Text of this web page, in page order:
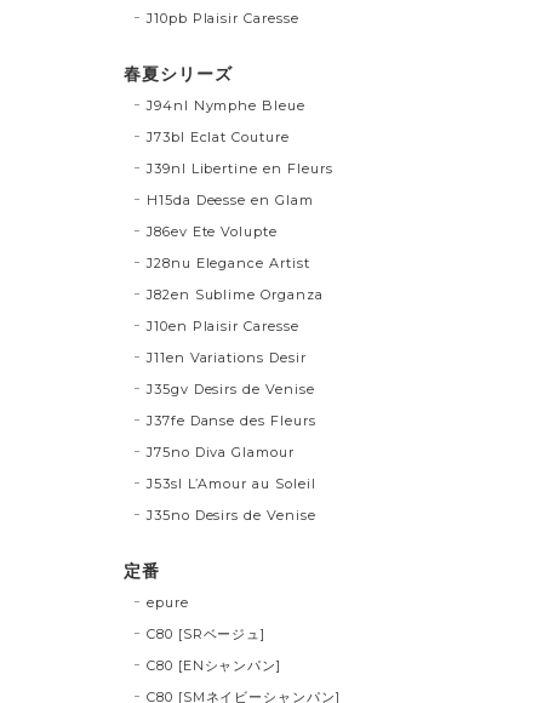
J10pb Plaisir Caresse
春夏シリーズ
J94nl Nymphe Bleue
J73bl Eclat Couture
J39nl Libertine en Fleurs
H15da Deesse en Glam
J86ev Ete Volupte
J28nu Elegance Artist
J82en Sublime Organza
J10en Plaisir Caresse
J11en Variations Desir
J35gv Desirs de Venise
J37fe Danse des Fleurs
J75no Diva Glamour
J53sl L’Amour au Soleil
J35no Desirs de Venise
定番
epure
C80 [SRベージュ]
C80 [ENシャンパン]
C80 [SMネイビーシャンパン]